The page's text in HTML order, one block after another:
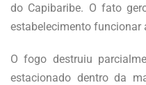
do Capibaribe. O fato
estabelecimento funcionar
O fogo destruiu
estacionado dentro da